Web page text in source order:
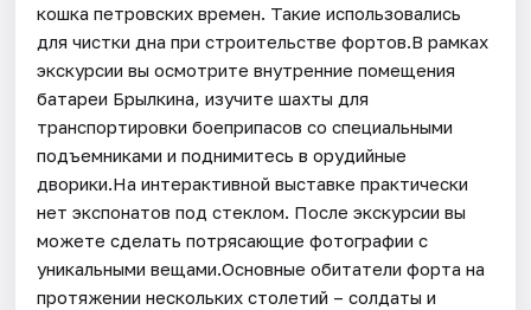
кошка петровских времен. Такие использовались
для чистки дна при строительстве фортов.В рамках
экскурсии вы осмотрите внутренние помещения
батареи Брылкина, изучите шахты для
транспортировки боеприпасов со специальными
подъемниками и поднимитесь в орудийные
дворики.На интерактивной выставке практически
нет экспонатов под стеклом. После экскурсии вы
можете сделать потрясающие фотографии с
уникальными вещами.Основные обитатели форта на
протяжении нескольких столетий – солдаты и